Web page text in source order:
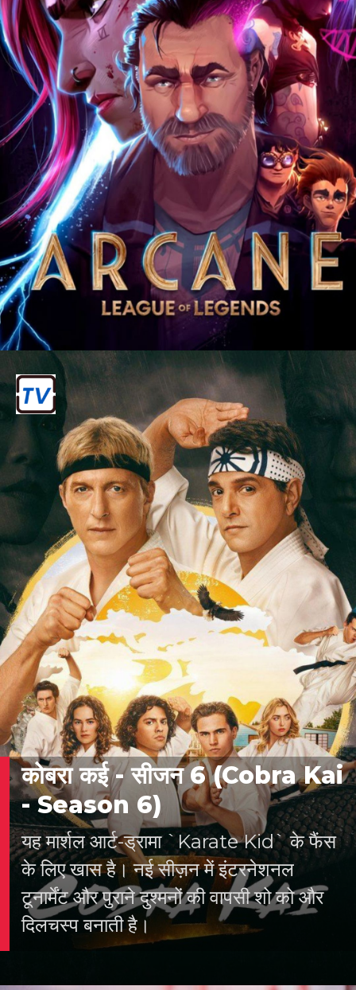
ार्कने - सीजन 2 (Arcane -
Season 2)
यह एनिमेटेड शो `League of Legends`
गेम पर आधारित है और इसकी गहरी कहानी और
आकर्षक ग्राफिक्स दर्शकों के बीच हिट रहे हैं।